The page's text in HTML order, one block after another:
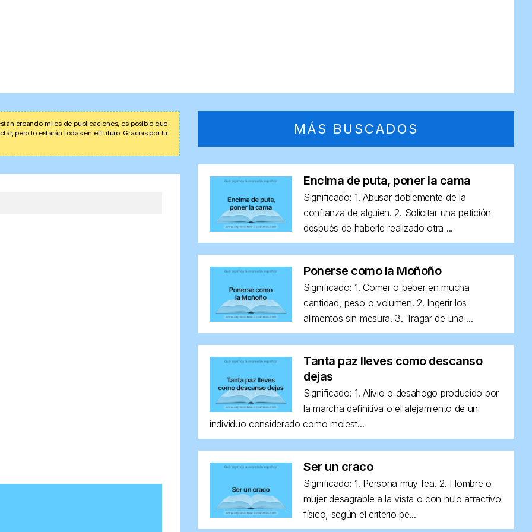
creando miles de publicaciones, es posible que
pero lo estarán todas en el futuro. Gracias por tu
MÁS BUSCADOS
Encima de puta, poner la cama
Significado: 1. Abusar doblemente de la
confianza de alguien. 2. Solicitar una petición
después de haberle realizado otra ...
Ponerse como la Moñoño
Significado: 1. Comer o beber en mucha
cantidad, peso o volumen. 2. Ingerir los
alimentos sin mesura. 3. Tragar de una ...
Tanta paz lleves como descanso
dejas
Significado: 1. Alivio o desahogo producido por
la marcha definitiva o el alejamiento de un
individuo considerado como molest...
Ser un craco
Significado: 1. Persona muy fea. 2. Hombre o
mujer desagrable a la vista o con nulo atractivo
físico, según el criterio pe...